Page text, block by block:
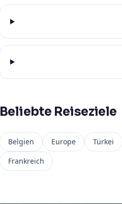
Beliebte Reiseziele
Belgien Europe Türkei
Frankreich